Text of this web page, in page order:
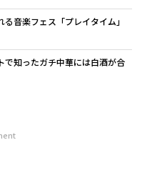
音楽フェス「プレイタイム」
で知ったガチ中華には白酒が合